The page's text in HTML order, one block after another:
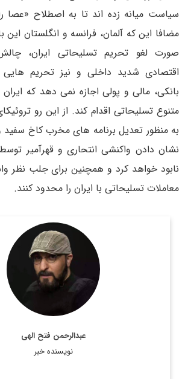
سیاست میانه زده اند تا به اصطلاح «عصا
مضافا این که آلمان، فرانسه و انگلستان این
صورت لغو تحریم تسلیحاتی ایران،
اقتصادی شدید داخلی و نیز تحریم
بانکی، مالی و پولی اجازه نمی دهد که
متنوع تسلیحاتی اقدام کند. از این رو
به منظور تعدیل برنامه های مخرب کاخ سفید
نشان دادن واکنشی انتحاری و قهرآمیر توسط
نابود خواهد کرد و همچنین برای جلب نظر
معاملات تسلیحاتی با ایران را محدود کنند.
عبدالرحمن فتح الهی
نویسنده خبر
روزنامه نگار و کارشناس ارشد روزنامه نگاری
تحریریه دیپلماسی ایرانی.
اطلاعات بیشتر